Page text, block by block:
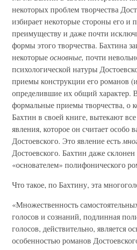
некоторых проблем творчества
избирает некоторые стороны его и
преимуществу и даже почти
формы этого творчества. Бахтина
некоторыеосновные, почти
психологической натуры
приемы конструкции его романов
определившие их общий характер.
формальные приемы творчества, о
Бахтин в своей книге, вытекают
явления, которое он считает особо
Достоевского. Это явление есть
Достоевского. Бахтин даже склонен
«основателем» полифонического
Что такое, по Бахтину, эта
«Множественность
голосов и сознаний, подлинная
голосов, действительно, является
особенностью романов